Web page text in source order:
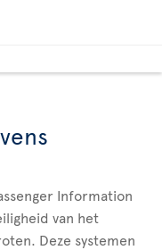
Information
van het
Deze systemen